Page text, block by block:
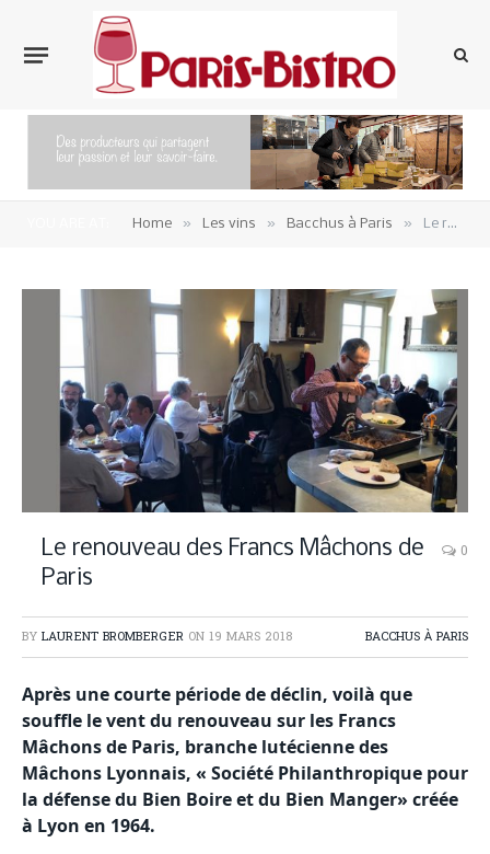
Home » Les vins » Bacchus à Paris » Le renouveau des Francs Mâchons de Paris
Le renouveau des Francs Mâchons de
Paris
0
BY LAURENT BROMBERGER ON 19 MARS 2018 BACCHUS À PARIS
Après une courte période de déclin, voilà que
souffle le vent du renouveau sur les Francs
Mâchons de Paris, branche lutécienne des
Mâchons Lyonnais, « Société Philanthropique pour
la défense du Bien Boire et du Bien Manger» créée
à Lyon en 1964.